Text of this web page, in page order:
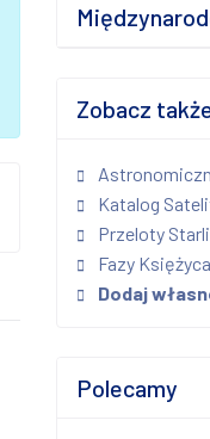
Zobacz
Katalog
Przeloty
Fazy Księżyca
Dodaj
Polecamy